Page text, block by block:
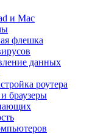
и Mac
флешка
данных
роутера
браузеры